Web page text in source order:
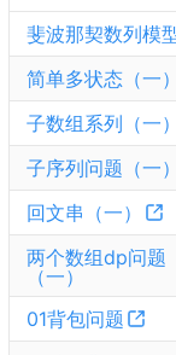
斐波那契数列模
简单多状态（一）
子数组系列（一）
子序列问题（一）
回文串（一）
两个数组dp问题
（一）
01背包问题